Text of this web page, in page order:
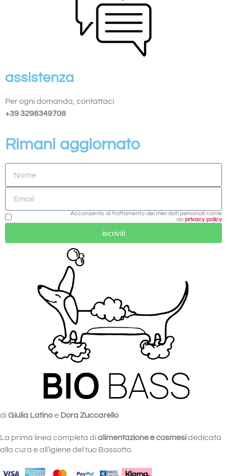
assistenza
Per ogni domanda, contattaci
+39 3298349708
Rimani aggiornato
Acconsento al trattamento dei miei dati personali come
da privacy policy
iscriviti
diGiulia Latinoe Dora Zuccarello
La prima linea completa dialimentazione e cosmesidedicata
alla cura e all’igiene del tuo Bassotto.